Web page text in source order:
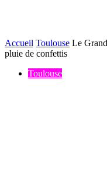
Accueil Toulouse Le
pluie de confettis
Toulouse